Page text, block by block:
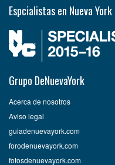
Espcialistas en Nueva York
Grupo DeNuevaYork
Acerca de nosotros
Aviso legal
guiadenuevayork.com
forodenuevayork.com
fotosdenuevayork.com